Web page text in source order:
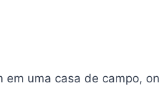
uma casa de campo,